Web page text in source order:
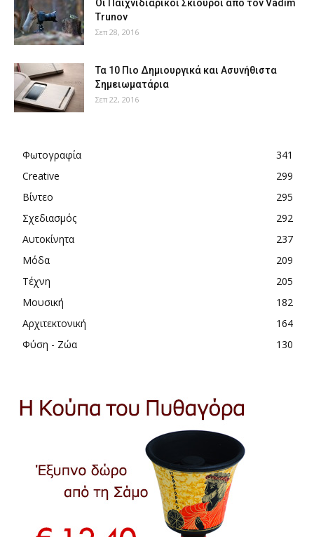
Οι Παιχνιδιάρικοι Σκίουροι από τον Vadim
Trunov
Σεπ 28, 2016
Τα 10 Πιο Δημιουργικά και Ασυνήθιστα
Σημειωματάρια
Σεπ 22, 2016
Φωτογραφία
341
Creative
299
Βίντεο
295
Σχεδιασμός
292
Αυτοκίνητα
237
Μόδα
209
Τέχνη
205
Μουσική
182
Αρχιτεκτονική
164
Φύση - Ζώα
130